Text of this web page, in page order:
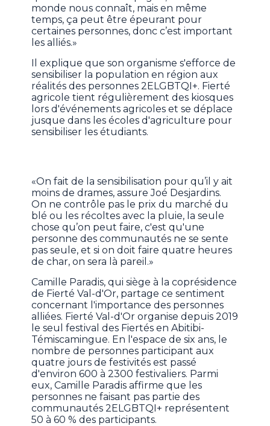
monde nous connaît, mais en même
temps, ça peut être épeurant pour
certaines personnes, donc c’est important
les alliés.»
Il explique que son organisme s'efforce de
sensibiliser la population en région aux
réalités des personnes 2ELGBTQI+. Fierté
agricole tient régulièrement des kiosques
lors d'événements agricoles et se déplace
jusque dans les écoles d'agriculture pour
sensibiliser les étudiants.
«On fait de la sensibilisation pour qu’il y ait
moins de drames, assure Joé Desjardins.
On ne contrôle pas le prix du marché du
blé ou les récoltes avec la pluie, la seule
chose qu’on peut faire, c'est qu'une
personne des communautés ne se sente
pas seule, et si on doit faire quatre heures
de char, on sera là pareil.»
Camille Paradis, qui siège à la coprésidence
de Fierté Val-d'Or, partage ce sentiment
concernant l'importance des personnes
alliées. Fierté Val-d'Or organise depuis 2019
le seul festival des Fiertés en Abitibi-
Témiscamingue. En l'espace de six ans, le
nombre de personnes participant aux
quatre jours de festivités est passé
d'environ 600 à 2300 festivaliers. Parmi
eux, Camille Paradis affirme que les
personnes ne faisant pas partie des
communautés 2ELGBTQI+ représentent
50 à 60 % des participants.